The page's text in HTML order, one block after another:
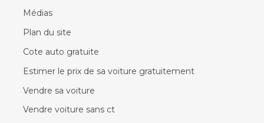
Médias
Plan du site
Cote auto gratuite
Estimer le prix de sa voiture gratuitement
Vendre sa voiture
Vendre voiture sans ct